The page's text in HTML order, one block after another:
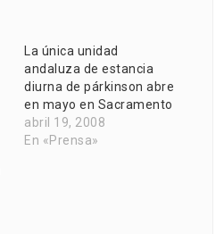
La única unidad
andaluza de estancia
diurna de párkinson abre
en mayo en Sacramento
abril 19, 2008
En «Prensa»